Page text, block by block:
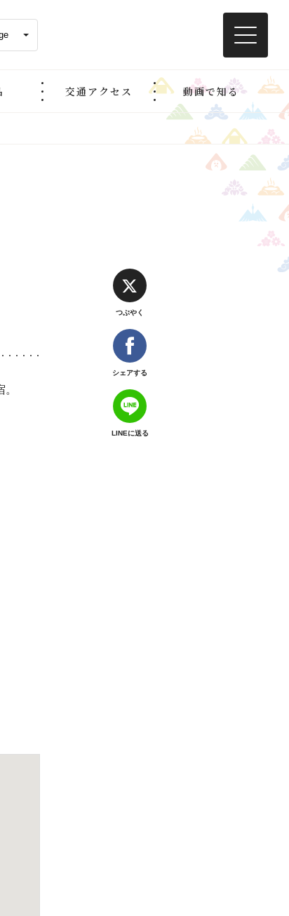
交通アクセス 動画で知る
つぶやく
シェアする
LINEに送る